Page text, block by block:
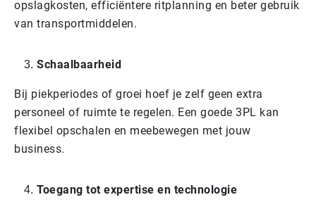
opslagkosten, efficiëntere ritplanning en beter gebruik
van transportmiddelen.
Schaalbaarheid
Bij piekperiodes of groei hoef je zelf geen extra
personeel of ruimte te regelen. Een goede 3PL kan
flexibel opschalen en meebewegen met jouw
business.
Toegang tot expertise en technologie